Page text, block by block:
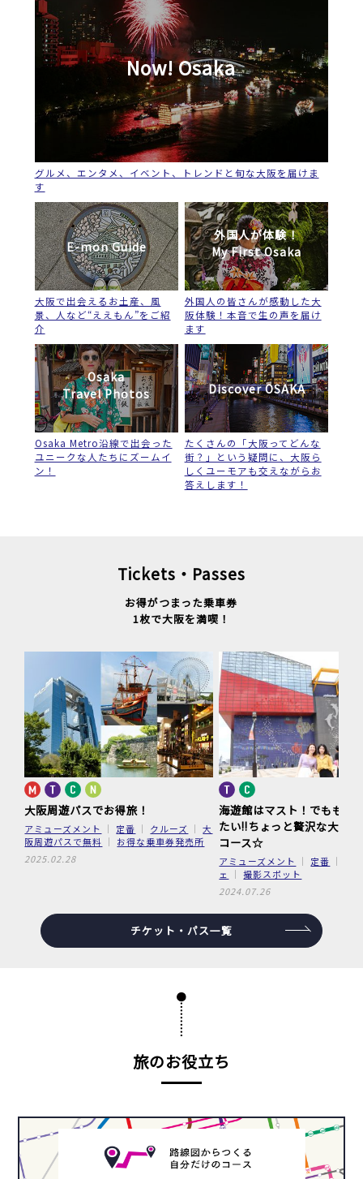
Now! Osaka
グルメ、エンタメ、イベント、トレンドと旬な大阪を届けま
す
E-mon Guide
大阪で出会えるお土産、風
景、人など“ええもん”をご紹
介
外国人が体験！
My First Osaka
外国人の皆さんが感動した大
阪体験！本音で生の声を届け
ます
Osaka
Travel Photos
Osaka Metro沿線で出会った
ユニークな人たちにズームイ
ン！
Discover OSAKA
たくさんの「大阪ってどんな
街？」という疑問に、大阪ら
しくユーモアも交えながらお
答えします！
Tickets・Passes
お得がつまった乗車券
1枚で大阪を満喫！
大阪周遊パスでお得旅！
アミューズメント 定番 クルーズ
大
阪周遊パスで無料
お得な乗車券発売所
2025.02.28
海遊館はマスト！でももっ
たい!!ちょっと贅沢な大阪
コース☆
アミューズメント 定番
ェ
撮影スポット
2024.07.26
チケット・パス一覧
旅のお役立ち